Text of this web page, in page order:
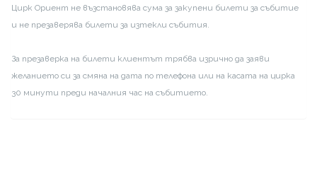
Цирк Ориент не възстановява сума за закупени билети за събитие
и не презаверява билети за изтекли събития.
За презаверка на билети клиентът трябва изрично да заяви
желанието си за смяна на дата по телефона или на касата на цирка
30 минути преди началния час на събитието.